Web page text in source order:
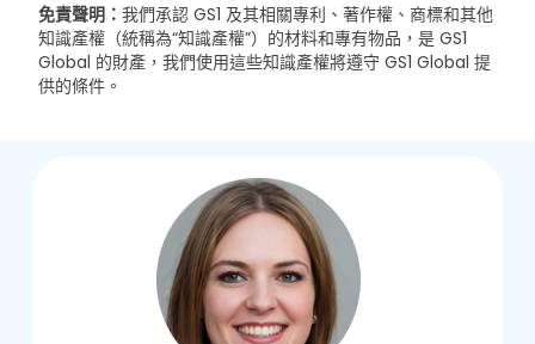
免責聲明： 我們承認 GS1 及其相關專利、著作權、商標和其他
知識產權（統稱為“知識產權”）的材料和專有物品，是 GS1
Global 的財產，我們使用這些知識產權將遵守 GS1 Global 提
供的條件。